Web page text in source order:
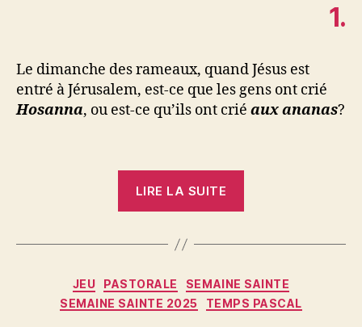
1.
Le dimanche des rameaux, quand Jésus est
entré à Jérusalem, est-ce que les gens ont crié
Hosanna, ou est-ce qu’ils ont crié aux ananas?
LIRE LA SUITE
Catégories
JEU PASTORALE
SEMAINE SAINTE
SEMAINE SAINTE 2025
TEMPS PASCAL